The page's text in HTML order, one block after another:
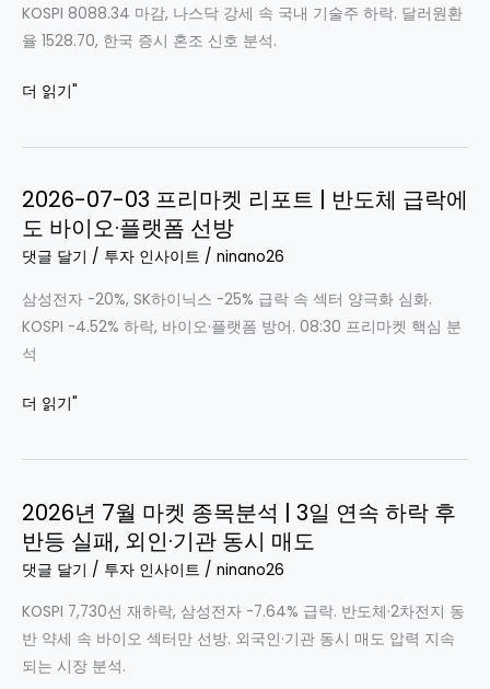
우
려
석:
삼
도
못
막
은
낙
폭,
AI
품
려
KOSPI 8088.34 마감, 나스닥 강세 속 국내 기술주 하락. 달러원환
율 1528.70, 한국 증시 혼조 신호 분석.
2026-
07
리
마
켓
포
트:
기
속
국
증
시
혼
조
더 읽기"
2026-07-03 프리마켓 리포트 | 반도체 급락에
도 바이오·플랫폼 선방
댓글 달기 / 투자 인사이트 / ninano26
삼성전자 -20%, SK하이닉스 -25% 급락 속 섹터 양극화 심화.
KOSPI -4.52% 하락, 바이오·플랫폼 방어. 08:30 프리마켓 핵심 분
석
2026-
03
리
마
켓
포
트
|
더 읽기"
2026년 7월 마켓 종목분석 | 3일 연속 하락 후
반등 실패, 외인·기관 동시 매도
댓글 달기 / 투자 인사이트 / ninano26
KOSPI 7,730선 재하락, 삼성전자 -7.64% 급락. 반도체·2차전지 동
반 약세 속 바이오 섹터만 선방. 외국인·기관 동시 매도 압력 지속
되는 시장 분석.